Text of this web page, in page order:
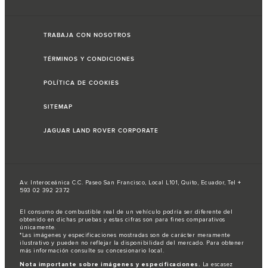
TRABAJA CON NOSOTROS
TÉRMINOS Y CONDICIONES
POLÍTICA DE COOKIES
SITEMAP
JAGUAR LAND ROVER CORPORATE
Av. Interoceánica C.C. Paseo San Francisco, Local L101, Quito, Ecuador, Tel +
593 02 392 2372
El consumo de combustible real de un vehículo podría ser diferente del
obtenido en dichas pruebas y estas cifras son para fines comparativos
únicamente.
*Las imágenes y especificaciones mostradas son de carácter meramente
ilustrativo y pueden no reflejar la disponibilidad del mercado. Para obtener
más información consulte su concesionario local.
Nota importante sobre imágenes y especificaciones. La escasez